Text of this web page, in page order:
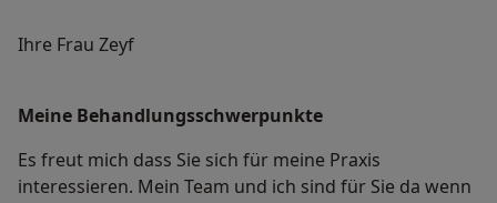
Ihre Frau Zeyf
Meine Behandlungs­schwerpunkte
Es freut mich dass Sie sich für meine Praxis
interessieren. Mein Team und ich sind für Sie da wenn